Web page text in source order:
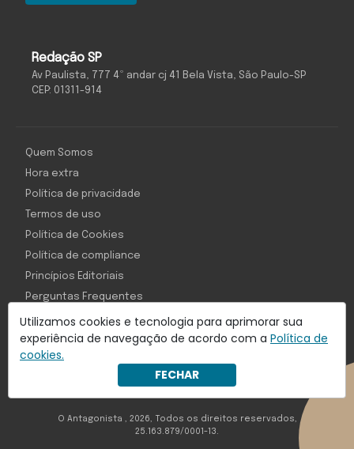
Utilizamos cookies e tecnologia para aprimorar sua
experiência de navegação de acordo com a Política de
cookies.
FECHAR
Redação SP
Av Paulista, 777 4º andar cj 41 Bela Vista, São Paulo-SP
CEP: 01311-914
Com inteligência e tecnologia:
Object1ve - Marketing Solution
Quem Somos
Hora extra
Política de privacidade
Termos de uso
Política de Cookies
Política de compliance
Princípios Editoriais
Perguntas Frequentes
O Antagonista , 2026, Todos os direitos reservados,
25.163.879/0001-13.